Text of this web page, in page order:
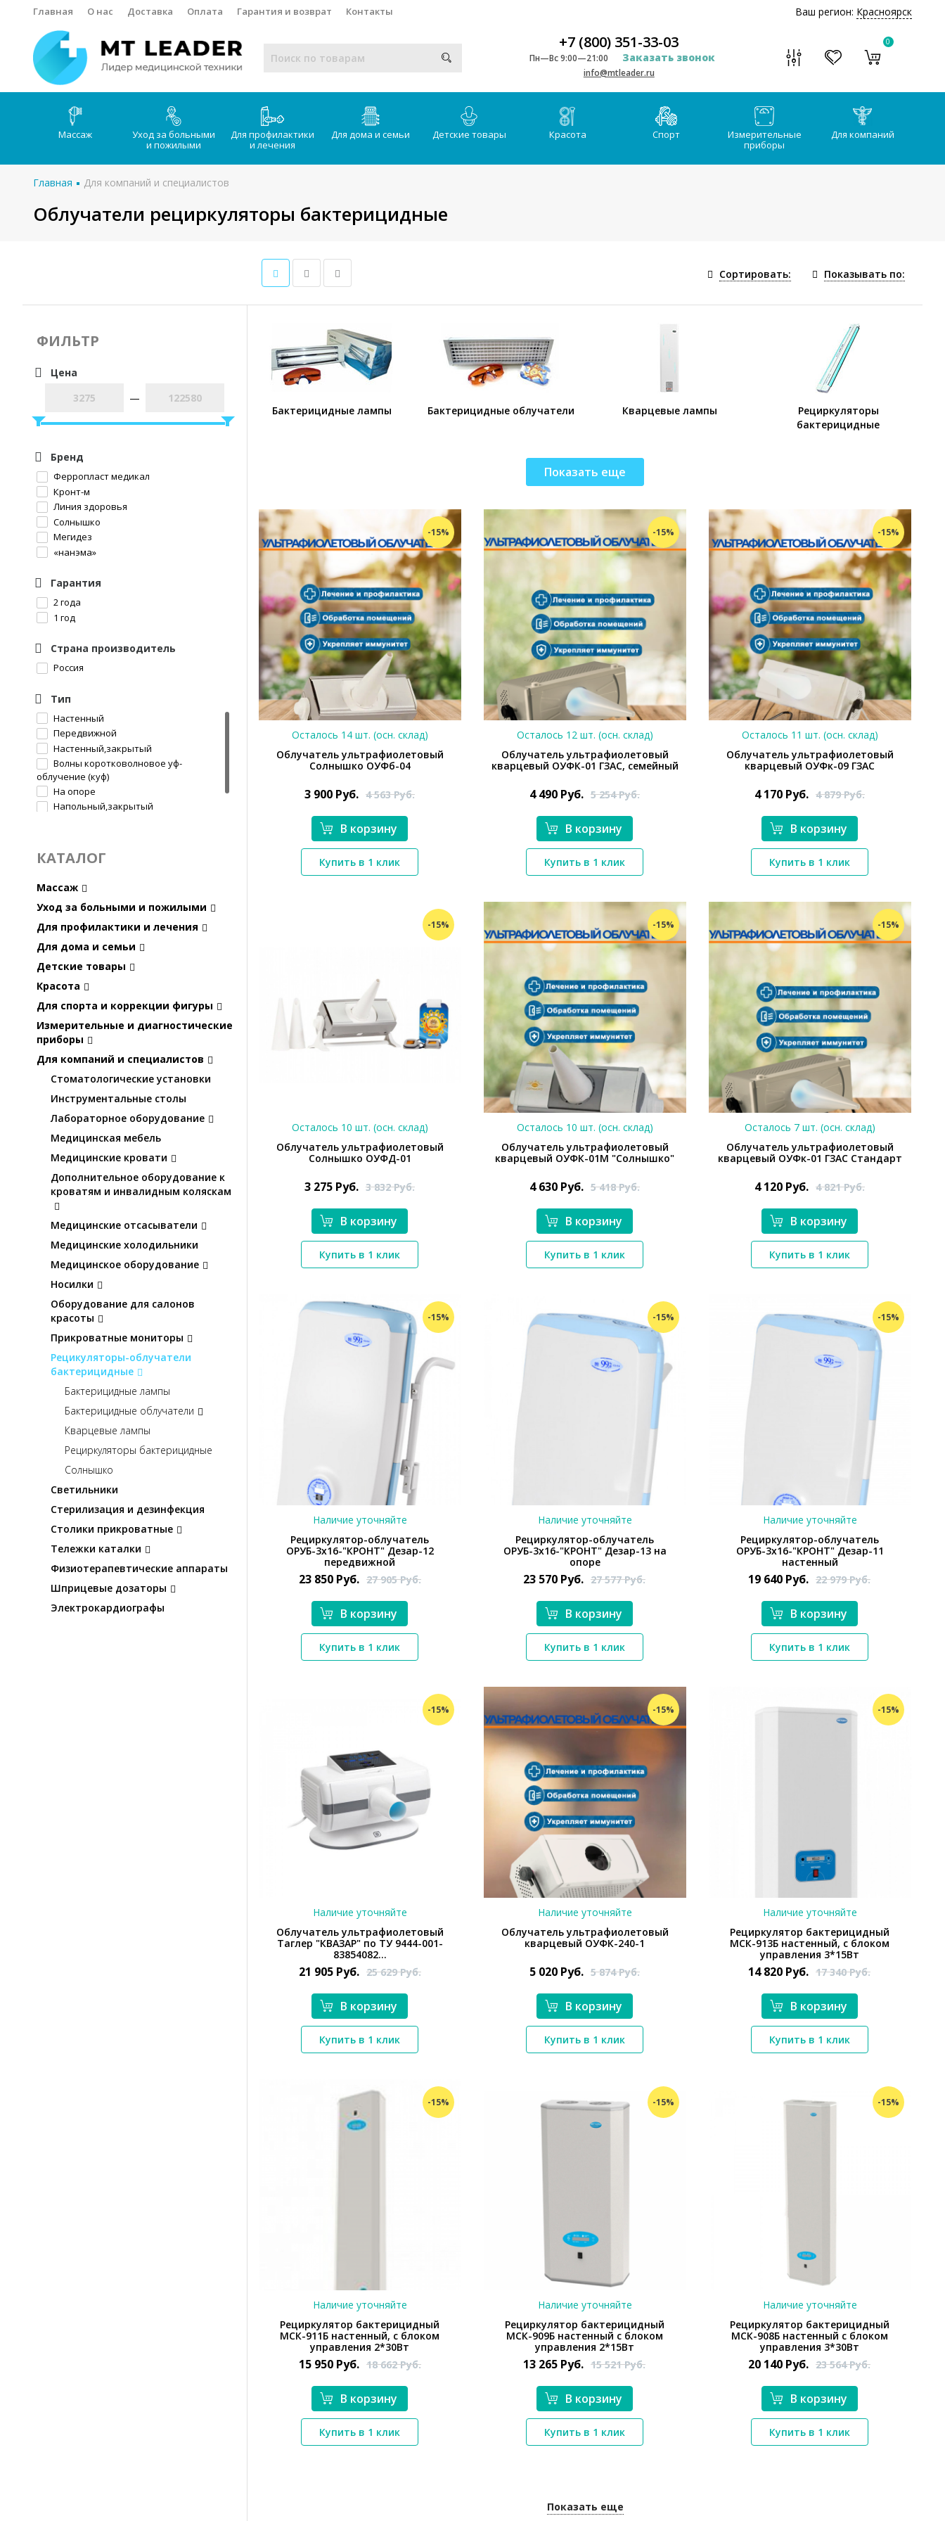
Главная О нас Доставка Оплата Гарантия и возврат Контакты Ваш регион: Красноярск
+7 (800) 351-33-03
Пн—Вс 9:00—21:00 Заказать звонок
info@mtleader.ru
0
Массаж
Уход за больными
и пожилыми
Для профилактики
и лечения
Для дома и семьи Детские товары Красота Спорт
Измерительные
приборы
Для компаний
Главная Для компаний и специалистов
Облучатели рециркуляторы бактерицидные
Сортировать: Показывать по:
ФИЛЬТР
Цена
—
Бренд
Ферропласт медикал
Кронт-м
Линия здоровья
Солнышко
Мегидез
«нанэма»
Гарантия
2 года
1 год
Страна производитель
Россия
Тип
Настенный
Передвижной
Настенный,закрытый
Волны коротковолновое уф-
облучение (куф)
На опоре
Напольный,закрытый
КАТАЛОГ
Массаж
Уход за больными и пожилыми
Для профилактики и лечения
Для дома и семьи
Детские товары
Красота
Для спорта и коррекции фигуры
Измерительные и диагностические
приборы
Для компаний и специалистов
Стоматологические установки
Инструментальные столы
Лабораторное оборудование
Медицинская мебель
Медицинские кровати
Дополнительное оборудование к
кроватям и инвалидным коляскам
Медицинские отсасыватели
Медицинские холодильники
Медицинское оборудование
Носилки
Оборудование для салонов
красоты
Прикроватные мониторы
Рецикуляторы-облучатели
бактерицидные
Бактерицидные лампы
Бактерицидные облучатели
Кварцевые лампы
Рециркуляторы бактерицидные
Солнышко
Светильники
Стерилизация и дезинфекция
Столики прикроватные
Тележки каталки
Физиотерапевтические аппараты
Шприцевые дозаторы
Электрокардиографы
Бактерицидные лампы Бактерицидные облучатели Кварцевые лампы
Рециркуляторы
бактерицидные
Показать еще
-15%
Осталось 14 шт. (осн. склад)
Облучатель ультрафиолетовый
Солнышко ОУФб-04
3 900 Руб. 4 563Руб.
В корзину
Купить в 1 клик
-15%
Осталось 12 шт. (осн. склад)
Облучатель ультрафиолетовый
кварцевый ОУФК-01 ГЗАС, семейный
4 490 Руб. 5 254Руб.
В корзину
Купить в 1 клик
-15%
Осталось 11 шт. (осн. склад)
Облучатель ультрафиолетовый
кварцевый ОУФк-09 ГЗАС
4 170 Руб. 4 879Руб.
В корзину
Купить в 1 клик
-15%
*}
Осталось 10 шт. (осн. склад)
Облучатель ультрафиолетовый
Солнышко ОУФД-01
3 275 Руб. 3 832Руб.
В корзину
Купить в 1 клик
-15%
Осталось 10 шт. (осн. склад)
Облучатель ультрафиолетовый
кварцевый ОУФК-01М "Солнышко"
4 630 Руб. 5 418Руб.
В корзину
Купить в 1 клик
-15%
Осталось 7 шт. (осн. склад)
Облучатель ультрафиолетовый
кварцевый ОУФк-01 ГЗАС Стандарт
4 120 Руб. 4 821Руб.
В корзину
Купить в 1 клик
-15%
*}
Наличие уточняйте
Рециркулятор-облучатель
ОРУБ-3х16-"КРОНТ" Дезар-12
передвижной
23 850 Руб. 27 905Руб.
В корзину
Купить в 1 клик
-15%
*}
Наличие уточняйте
Рециркулятор-облучатель
ОРУБ-3х16-"КРОНТ" Дезар-13 на
опоре
23 570 Руб. 27 577Руб.
В корзину
Купить в 1 клик
-15%
Наличие уточняйте
Рециркулятор-облучатель
ОРУБ-3х16-"КРОНТ" Дезар-11
настенный
19 640 Руб. 22 979Руб.
В корзину
Купить в 1 клик
-15%
*}
Наличие уточняйте
Облучатель ультрафиолетовый
Таглер "КВАЗАР" по ТУ 9444-001-
83854082...
21 905 Руб. 25 629Руб.
В корзину
Купить в 1 клик
-15%
Наличие уточняйте
Облучатель ультрафиолетовый
кварцевый ОУФК-240-1
5 020 Руб. 5 874Руб.
В корзину
Купить в 1 клик
-15%
*}
Наличие уточняйте
Рециркулятор бактерицидный
МСК-913Б настенный, с блоком
управления 3*15Вт
14 820 Руб. 17 340Руб.
В корзину
Купить в 1 клик
-15%
*}
Наличие уточняйте
Рециркулятор бактерицидный
МСК-911Б настенный, с блоком
управления 2*30Вт
15 950 Руб. 18 662Руб.
В корзину
Купить в 1 клик
-15%
*}
Наличие уточняйте
Рециркулятор бактерицидный
МСК-909Б настенный с блоком
управления 2*15Вт
13 265 Руб. 15 521Руб.
В корзину
Купить в 1 клик
-15%
*}
Наличие уточняйте
Рециркулятор бактерицидный
МСК-908Б настенный с блоком
управления 3*30Вт
20 140 Руб. 23 564Руб.
В корзину
Купить в 1 клик
Показать еще